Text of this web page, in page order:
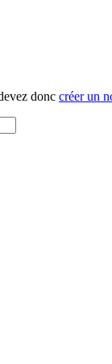
donc créer un